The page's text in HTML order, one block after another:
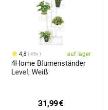
4,8 45x auf lager
4Home Blumenständer
Level, Weiß
31,99€